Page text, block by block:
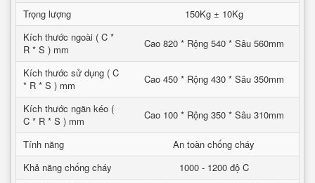
Trọng lượng
150Kg ± 10Kg
Kích thước ngoài ( C *
R * S ) mm
Cao 820 * Rộng 540 * Sâu 560mm
Kích thước sử dụng ( C
* R * S ) mm
Cao 450 * Rộng 430 * Sâu 350mm
Kích thước ngăn kéo (
C * R * S ) mm
Cao 100 * Rộng 350 * Sâu 310mm
Tính năng
An toàn chống cháy
Khả năng chống cháy
1000 - 1200 độ C